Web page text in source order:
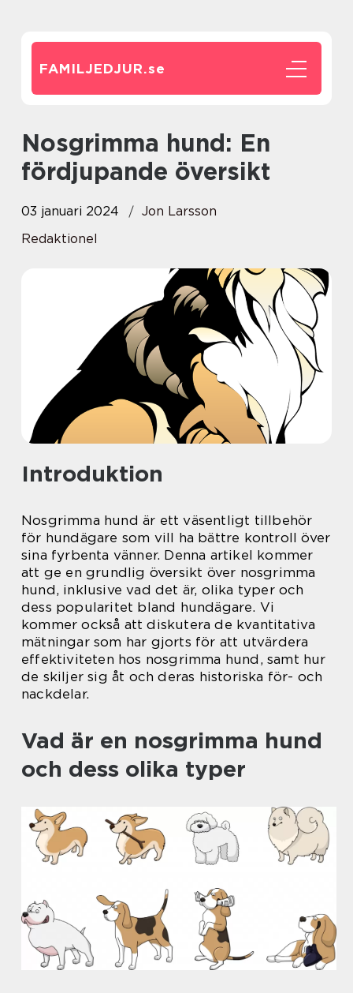
FAMILJEDJUR.se
Nosgrimma hund: En
fördjupande översikt
03 januari 2024
Jon Larsson
Redaktionel
Introduktion
Nosgrimma hund är ett väsentligt tillbehör
för hundägare som vill ha bättre kontroll över
sina fyrbenta vänner. Denna artikel kommer
att ge en grundlig översikt över nosgrimma
hund, inklusive vad det är, olika typer och
dess popularitet bland hundägare. Vi
kommer också att diskutera de kvantitativa
mätningar som har gjorts för att utvärdera
effektiviteten hos nosgrimma hund, samt hur
de skiljer sig åt och deras historiska för- och
nackdelar.
Vad är en nosgrimma hund
och dess olika typer